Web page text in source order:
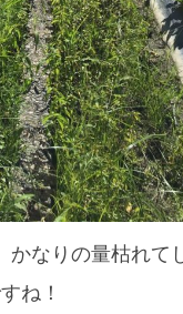
かなりの量枯れて
ね！